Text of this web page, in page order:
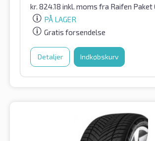
kr. 824.18 inkl. moms fra Raifen Paket
PÅ LAGER
Gratis forsendelse
Detaljer Indkøbskurv